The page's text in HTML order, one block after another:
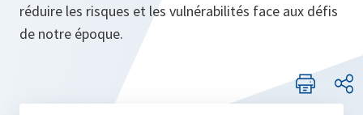
réduire les risques et les vulnérabilités face aux défis
de notre époque.